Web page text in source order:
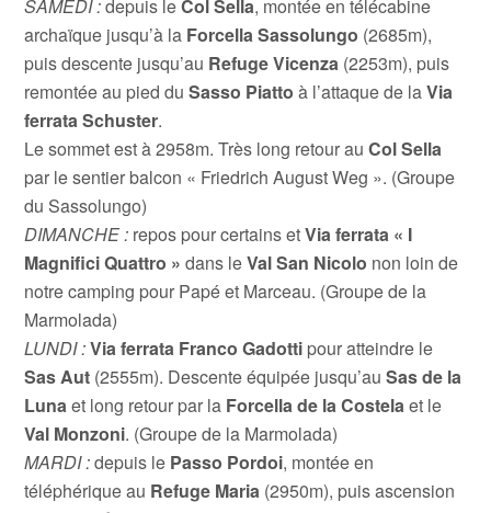
SAMEDI :depuis leCol Sella, montée en télécabine
archaïque jusqu’à la Forcella Sassolungo (2685m),
puis descente jusqu’au Refuge Vicenza (2253m), puis
remontée au pied duSasso Piatto à l’attaque de laVia
ferrata Schuster.
Le sommet est à 2958m. Très long retour auCol Sella
par le sentier balcon « Friedrich August Weg ». (Groupe
du Sassolungo)
DIMANCHE : repos pour certains etVia ferrata « I
Magnifici Quattro » dans leVal San Nicolo non loin de
notre camping pour Papé et Marceau. (Groupe de la
Marmolada)
LUNDI :Via ferrata Franco Gadotti pour atteindre le
Sas Aut (2555m). Descente équipée jusqu’auSas de la
Lunaet long retour par la Forcella de la Costelaet le
Val Monzoni. (Groupe de la Marmolada)
MARDI :depuis le Passo Pordoi, montée en
téléphérique au Refuge Maria (2950m), puis ascension